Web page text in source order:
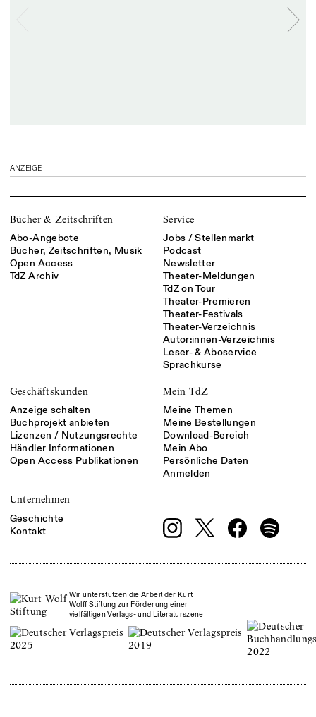
ANZEIGE
Bücher & Zeitschriften
Abo-Angebote
Bücher, Zeitschriften, Musik
Open Access
TdZ Archiv
Service
Jobs / Stellenmarkt
Podcast
Newsletter
Theater-Meldungen
TdZ on Tour
Theater-Premieren
Theater-Festivals
Theater-Verzeichnis
Autor:innen-Verzeichnis
Leser- & Aboservice
Sprachkurse
Geschäftskunden
Anzeige schalten
Buchprojekt anbieten
Lizenzen / Nutzungsrechte
Händler Informationen
Open Access Publikationen
Mein TdZ
Meine Themen
Meine Bestellungen
Download-Bereich
Mein Abo
Persönliche Daten
Anmelden
Unternehmen
Geschichte
Kontakt
Wir unterstützen die Arbeit der Kurt
Wolff Stiftung zur Förderung einer
vielfältigen Verlags- und Literaturszene